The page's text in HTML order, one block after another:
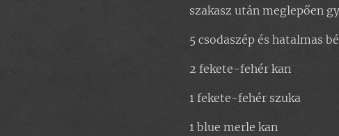
szakasz után meglepően
5 csodaszép és hatalmas
2 fekete-fehér kan
1 fekete-fehér szuka
1 blue merle kan